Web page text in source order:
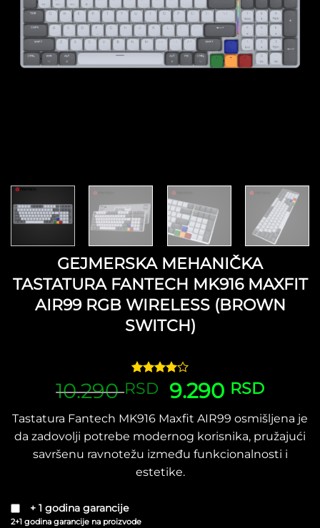
GEJMERSKA MEHANIČKA
TASTATURA FANTECH MK916 MAXFIT
AIR99 RGB WIRELESS (BROWN
SWITCH)
Ocenjeno
4.00od
osnovu
1
kupca
10.290RSD
Originalna
cena
je
bila:
10.290 RSD.
9.290 RSD
je:
9.290
Tastatura Fantech MK916 Maxfit AIR99 osmišljena je
da zadovolji potrebe modernog korisnika, pružajući
savršenu ravnotežu između funkcionalnosti i
estetike.
+ 1 godina garancije
2+1 godina garancije na proizvode